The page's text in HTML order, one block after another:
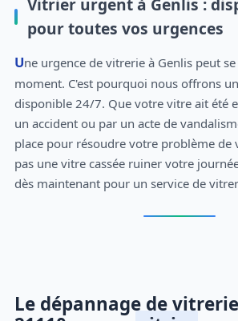
pour toutes vos urgences
Une urgence de vitrerie à Genlis peut se produire à tout
moment. C'est pourquoi nous offrons
disponible 24/7. Que votre vitre ait été
un accident ou par un acte de
place pour résoudre votre problème de
pas une vitre cassée ruiner votre
dès maintenant pour un service de
Le dépannage de